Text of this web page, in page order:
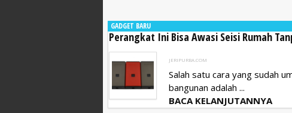
GADGET BARU
Perangkat Ini Bisa Awasi Seisi Rumah
JERIPURBA.COM
Salah satu cara yang sudah
bangunan adalah ...
BACA KELANJUTANNYA